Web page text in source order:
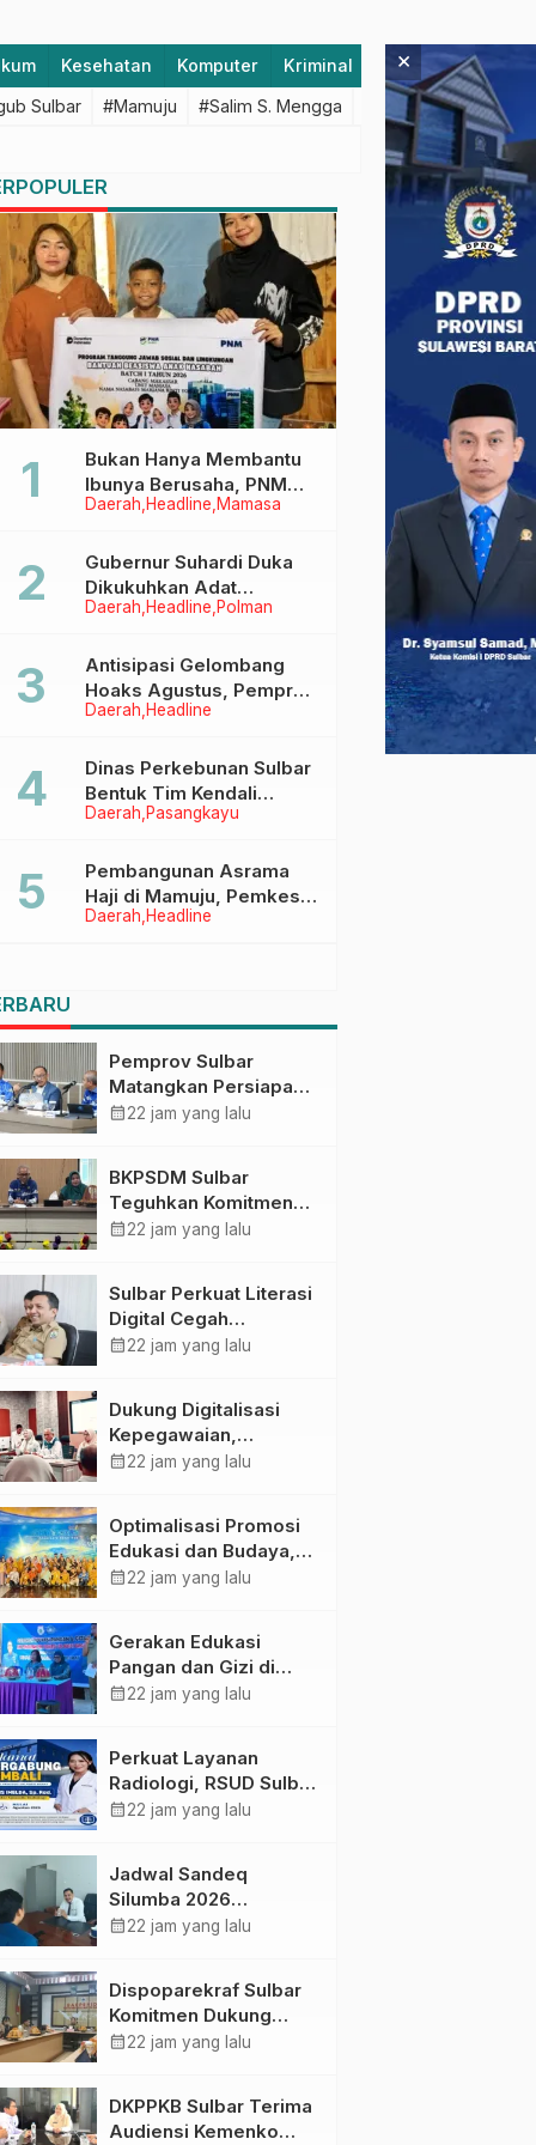
Kesehatan Komputer Kriminal Lifestyle
Sulbar #Mamuju #Salim S. Mengga #featured #Polda
Daerah Headline Mamasa
Bukan Hanya Membantu
Ibunya Berusaha, PNM
Juga Menjaga Mimpi
Menggapai Cita-Cita
Daerah Headline Polman
Gubernur Suhardi Duka
Dikukuhkan Adat
Balanipa, Raih Gelar Sulo
Daerah Headline
Antisipasi Gelombang
Hoaks Agustus, Pemprov
Sulbar Ajak Warga Jaga
Daerah Pasangkayu
Dinas Perkebunan Sulbar
Bentuk Tim Kendali
Internal ICS untuk Dukung
di Pasangkayu
Daerah Headline
Pembangunan Asrama
Haji di Mamuju, Pemkesra
dan Kementerian Haji
Pemprov Sulbar
Matangkan Persiapan
HUT Ke-81 RI, Puncak
calendar_month22 jam yang lalu
BKPSDM Sulbar
Teguhkan Komitmen
Pengembangan
Penandatanganan
Perjanjian Tugas
Belajar 2026
calendar_month22 jam yang lalu
Sulbar Perkuat Literasi
Digital Cegah
Kejahatan Love
calendar_month22 jam yang lalu
Dukung Digitalisasi
Kepegawaian,
DPMPTSP Sulbar Siap
calendar_month22 jam yang lalu
Optimalisasi Promosi
Edukasi dan Budaya,
Anjungan Provinsi
Bersama Sky World
TMII
calendar_month22 jam yang lalu
Gerakan Edukasi
Pangan dan Gizi di
Mamasa: Tingkatkan
dalam Pemenuhan Gizi
calendar_month22 jam yang lalu
Perkuat Layanan
Radiologi, RSUD Sulbar
Sambut Kembali dr. Iis
calendar_month22 jam yang lalu
Jadwal Sandeq
Silumba 2026
Disesuaikan,
Tetap Dimatangkan
calendar_month22 jam yang lalu
Dispoparekraf Sulbar
Komitmen Dukung
Penyusunan RAD
calendar_month22 jam yang lalu
DKPPKB Sulbar Terima
Audiensi Kemenko
×